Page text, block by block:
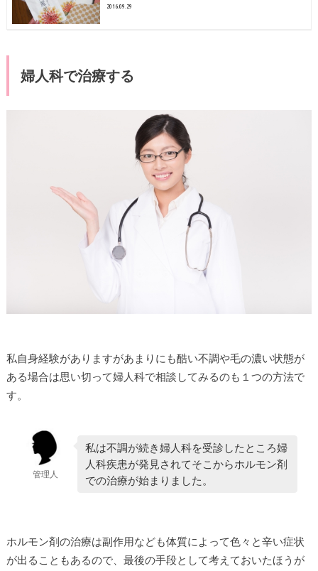
2016.09.29
婦人科で治療する
私自身経験がありますがあまりにも酷い不調や毛の濃い状態が
ある場合は思い切って婦人科で相談してみるのも１つの方法で
す。
管理人
私は不調が続き婦人科を受診したところ婦
人科疾患が発見されてそこからホルモン剤
での治療が始まりました。
ホルモン剤の治療は副作用なども体質によって色々と辛い症状
が出ることもあるので、最後の手段として考えておいたほうが